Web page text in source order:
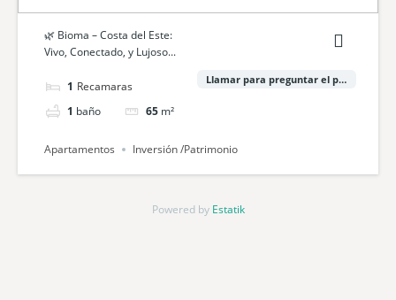
🌿 Bioma – Costa del Este:
Vivo, Conectado, y Lujoso...
1 cama
1 baño 65 m²
Llamar para preguntar el precio
Apartamentos Inversión /Patrimonio
Powered by Estatik